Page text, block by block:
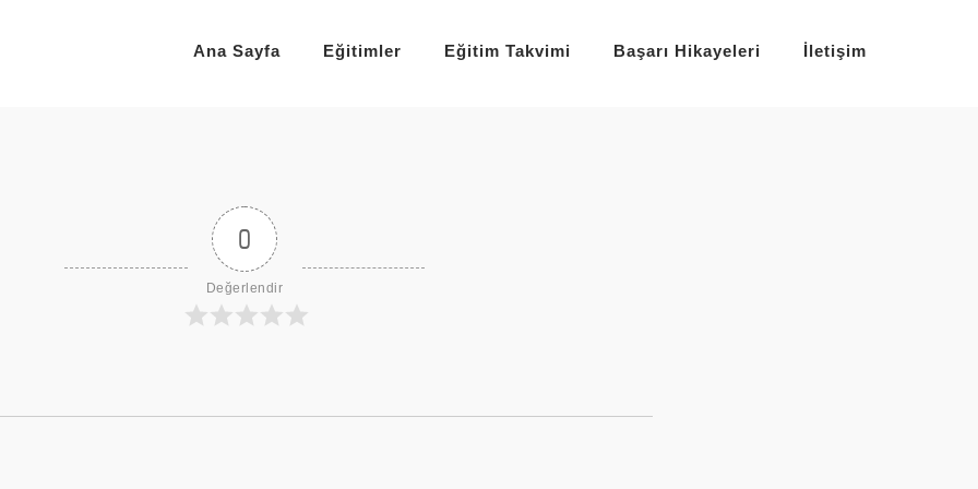
Ana Sayfa Eğitimler Eğitim Takvimi Başarı Hikayeleri İletişim
0
Değerlendir